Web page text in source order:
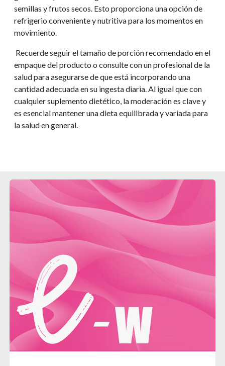
semillas y frutos secos. Esto proporciona una opción de
refrigerio conveniente y nutritiva para los momentos en
movimiento.
Recuerde seguir el tamaño de porción recomendado en el
empaque del producto o consulte con un profesional de la
salud para asegurarse de que está incorporando una
cantidad adecuada en su ingesta diaria. Al igual que con
cualquier suplemento dietético, la moderación es clave y
es esencial mantener una dieta equilibrada y variada para
la salud en general.